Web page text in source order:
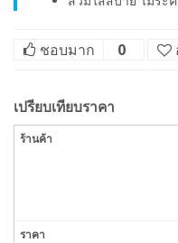
ชอบมาก 0
เปรียบเทียบราคา